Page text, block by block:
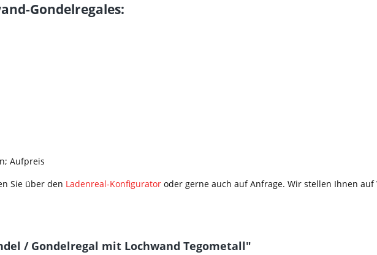
Gondelregales:
Aufpreis
Sie über den Ladenreal-Konfigurator oder gerne auch auf Anfrage. Wir stellen Ihnen
/ Gondelregal mit Lochwand Tegometall"